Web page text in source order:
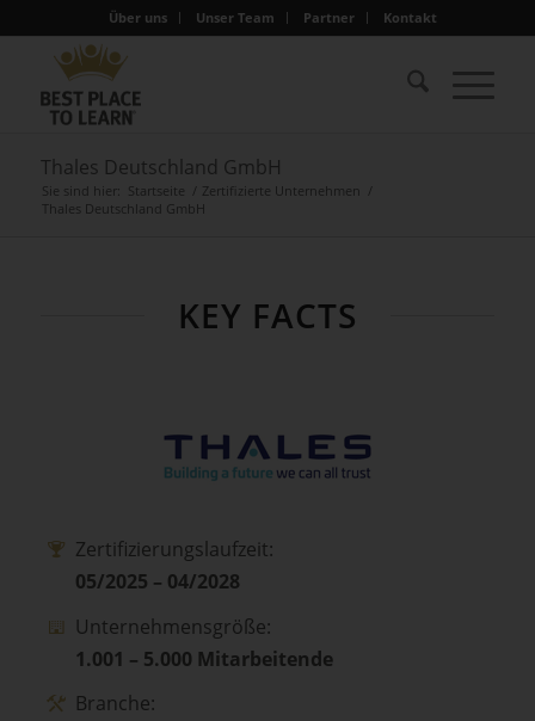
Über uns Unser Team Partner Kontakt
Thales Deutschland GmbH
Sie sind hier: Startseite / Zertifizierte Unternehmen /
Thales Deutschland GmbH
KEY FACTS
Zertifizierungslaufzeit:
05/2025 – 04/2028
Unternehmensgröße:
1.001 – 5.000 Mitarbeitende
Branche: